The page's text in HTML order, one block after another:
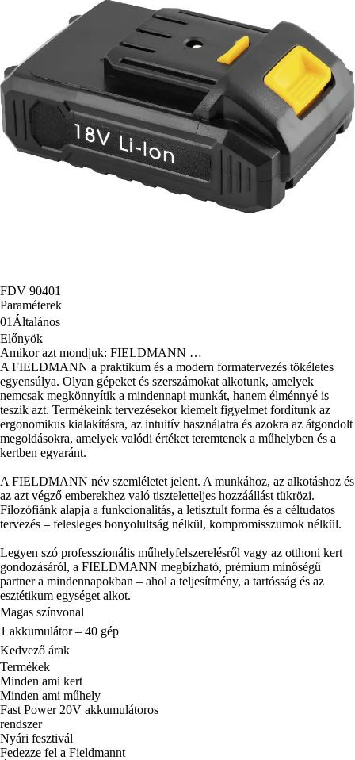
FDV 90401
Paraméterek
01 Általános
Előnyök
Amikor azt mondjuk: FIELDMANN …
A FIELDMANN a praktikum és a modern formatervezés tökéletes
egyensúlya. Olyan gépeket és szerszámokat alkotunk, amelyek
nemcsak megkönnyítik a mindennapi munkát, hanem élménnyé is
teszik azt. Termékeink tervezésekor kiemelt figyelmet fordítunk az
ergonomikus kialakításra, az intuitív használatra és azokra az átgondolt
megoldásokra, amelyek valódi értéket teremtenek a műhelyben és a
kertben egyaránt.
A FIELDMANN név szemléletet jelent. A munkához, az alkotáshoz és
az azt végző emberekhez való tiszteletteljes hozzáállást tükrözi.
Filozófiánk alapja a funkcionalitás, a letisztult forma és a céltudatos
tervezés – felesleges bonyolultság nélkül, kompromisszumok nélkül.
Legyen szó professzionális műhelyfelszerelésről vagy az otthoni kert
gondozásáról, a FIELDMANN megbízható, prémium minőségű
partner a mindennapokban – ahol a teljesítmény, a tartósság és az
esztétikum egységet alkot.
Magas színvonal
1 akkumulátor – 40 gép
Kedvező árak
Termékek
Minden ami kert
Minden ami műhely
Fast Power 20V akkumulátoros
rendszer
Nyári fesztivál
Fedezze fel a Fieldmannt